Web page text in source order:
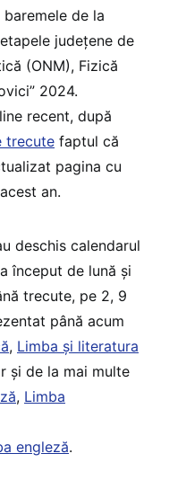
de la
județene de
(ONM), Fizică
2024.
recent, după
trecute faptul că
pagina cu
an.
deschis calendarul
început de lună și
trecute, pe 2, 9
până acum
, Limba și literatura
și de la mai multe
, Limba
engleză.